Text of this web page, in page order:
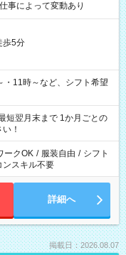
によって変動あり
歩5分
11時～など、シフト希望
短翌月末まで 1か月ごとの
！
ークOK / 服装自由 / シフト
ンスキル不要
詳細へ
掲載日：2026.08.07